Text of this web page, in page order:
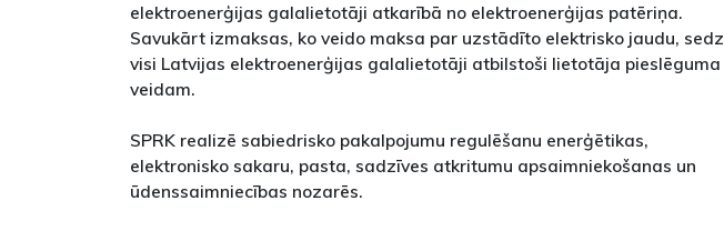
elektroenerģijas galalietotāji atkarībā no elektroenerģijas patēriņa.
Savukārt izmaksas, ko veido maksa par uzstādīto elektrisko jaudu, sedz
visi Latvijas elektroenerģijas galalietotāji atbilstoši lietotāja pieslēguma
veidam.
SPRK realizē sabiedrisko pakalpojumu regulēšanu enerģētikas,
elektronisko sakaru, pasta, sadzīves atkritumu apsaimniekošanas un
ūdenssaimniecības nozarēs.